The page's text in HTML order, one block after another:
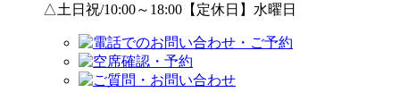
△土日祝/10:00～18:00【定休日】水曜日